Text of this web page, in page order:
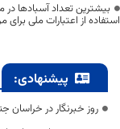
بیشترین تعداد آسبادها
استفاده از اعتبارات ملی
پیشنهادی:
روز خبرنگار در خراسان